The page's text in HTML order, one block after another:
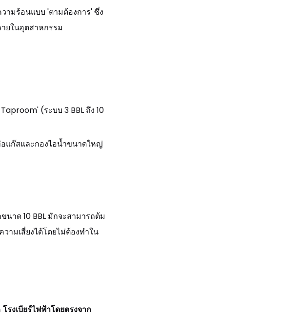
ามร้อนแบบ 'ตามต้องการ' ซึ่ง
ยในอุตสาหกรรม
(ระบบ 3 BBL ถึง 10
แก๊สและกองไอน้ำขนาดใหญ่
าด 10 BBL มักจะสามารถต้ม
ามเสี่ยงได้โดยไม่ต้องทำใน
โรงเบียร์ไฟฟ้าโดยตรงจาก